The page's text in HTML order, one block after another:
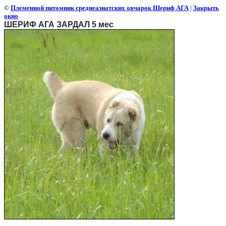
© Племенной питомник среднеазиатских овчарок Шериф АГА| Закрыть
окно
ШЕРИФ АГА ЗАРДАЛ 5 мес